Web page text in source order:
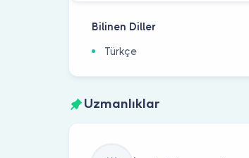
Bilinen Diller
Türkçe
Uzmanlıklar